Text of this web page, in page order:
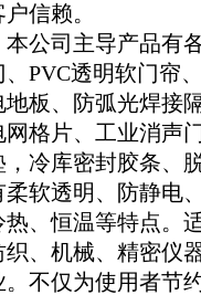
信赖。
公司主导产品有
、PVC透明软门帘
地板、防弧光焊接
网格片、工业消声
，冷库密封胶条、
柔软透明、防静电
热、恒温等特点。
织、机械、精密仪
。不仅为使用者节